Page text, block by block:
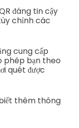
đáng tin cậy
chỉnh các
cung cấp
phép bạn theo
quét được
thêm thông